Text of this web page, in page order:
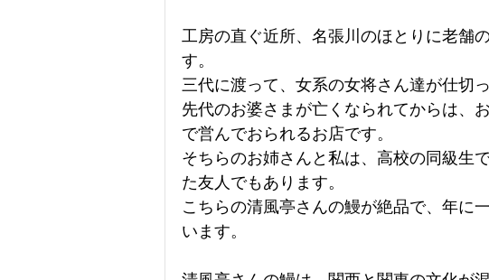
工房の直ぐ近所、名張川のほとりに老舗
す。
三代に渡って、女系の女将さん達が仕切
先代のお婆さまが亡くなられてからは、
で営んでおられるお店です。
そちらのお姉さんと私は、高校の同級生
た友人でもあります。
こちらの清風亭さんの鰻が絶品で、年に
います。